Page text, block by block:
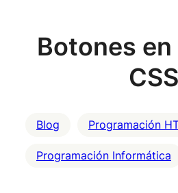
Botones
CSS
Blog Programación
Programación Informática